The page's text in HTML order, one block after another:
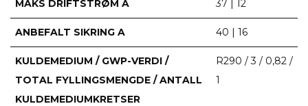
MAKS DRIFTSTRØM A 37 | 12
ANBEFALT SIKRING A 40 | 16
KULDEMEDIUM / GWP-VERDI /
TOTAL FYLLINGSMENGDE / ANTALL
KULDEMEDIUMKRETSER
R290 / 3 / 0,82 /
1